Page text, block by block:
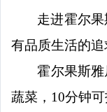
走进霍尔
有品质生活的
霍尔果斯雅
蔬菜，10分钟